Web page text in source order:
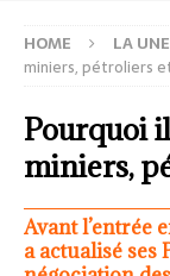
HOME LA UNE
miniers, pétroliers
Pourquoi
miniers,
Avant l’entrée
a actualisé